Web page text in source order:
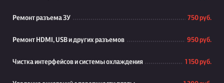
Ремонт разъема ЗУ 750 руб.
Ремонт HDMI, USB и других разъемов 950 руб.
Чистка интерфейсов и системы охлаждения 1 150 руб.